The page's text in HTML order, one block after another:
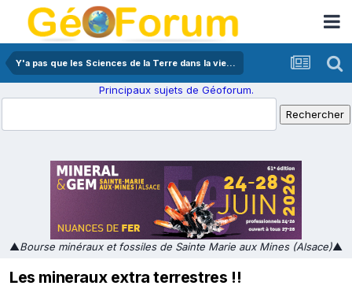
Y'a pas que les Sciences de la Terre dans la vie...
Principaux sujets de Géoforum.
▲Bourse minéraux et fossiles de Sainte Marie aux Mines (Alsace)▲
Les mineraux extra terrestres !!